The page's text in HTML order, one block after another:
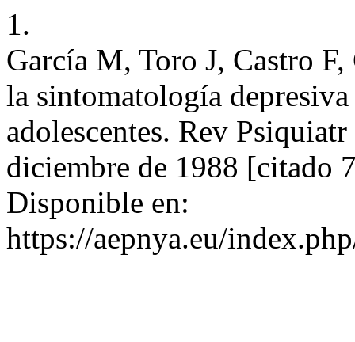
1.
García M, Toro J, Castro
la sintomatología
adolescentes. Rev
diciembre de 1988 [citado
Disponible en:
https://aepnya.eu/